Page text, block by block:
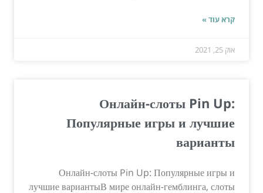
קרא עוד »
אוק 25, 2021
Онлайн-слоты Pin Up:
Популярные игры и лучшие
варианты
Онлайн-слоты Pin Up: Популярные игры и
лучшие вариантыВ мире онлайн-гемблинга, слоты